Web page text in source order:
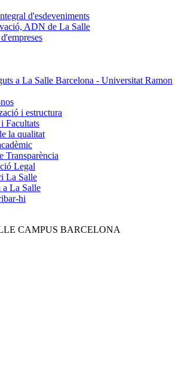
d'esdeveniments
ADN de La Salle
a La Salle Barcelona - Universitat Ramon
i estructura
Facultats
la qualitat
Transparència
Legal
La Salle
a La Salle
hi
CAMPUS BARCELONA